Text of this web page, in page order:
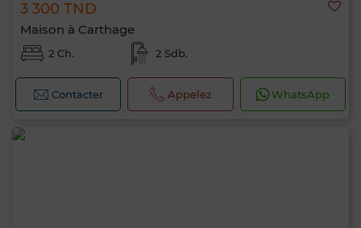
3 300 TND
Maison à Carthage
2 Ch. 2 Sdb.
Contacter Appelez WhatsApp